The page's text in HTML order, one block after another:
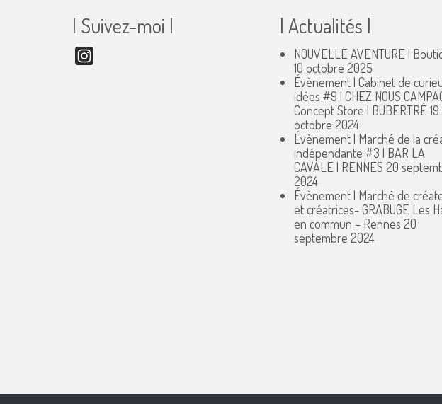
| Suivez-moi | | Actualités |
NOUVELLE AVENTURE |
10 octobre 2025
Évènement | Cabinet de
idées #9 | CHEZ NOUS
Concept Store | BUBERTRÉ 19
octobre 2024
Évènement | Marché de la
indépendante #3 | BAR LA
CAVALE | RENNES 20
2024
Évènement | Marché de
et créatrices- GRABUGE Les
en commun – Rennes 20
septembre 2024